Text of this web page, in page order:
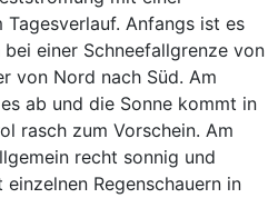
Tagesverlauf. Anfangs ist es
einer Schneefallgrenze von
von Nord nach Süd. Am
ab und die Sonne kommt in
rasch zum Vorschein. Am
recht sonnig und
Regenschauern in